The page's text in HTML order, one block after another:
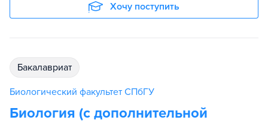
Хочу поступить
бакалавриат
Биологический факультет СПбГУ
Биология (с дополнительной